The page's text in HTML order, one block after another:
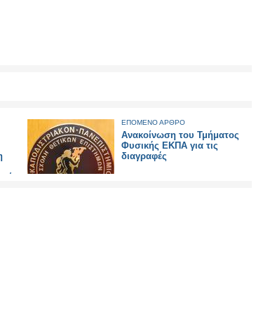
ΕΠΟΜΕΝΟ ΑΡΘΡΟ
Ανακοίνωση του Τμήματος
Φυσικής ΕΚΠΑ για τις
διαγραφές